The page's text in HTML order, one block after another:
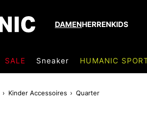
DAMENHERRENKIDS
SALE Sneaker HUMANIC
Kinder Accessoires Quarter